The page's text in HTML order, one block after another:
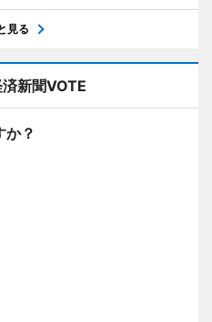
見る
新聞VOTE
か？